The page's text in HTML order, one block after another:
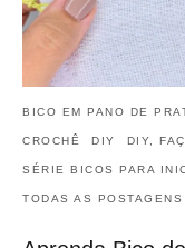
BICO EM PANO DE
CROCHÊ DIY DIY,
SÉRIE BICOS PARA
TODAS AS POSTAGENS